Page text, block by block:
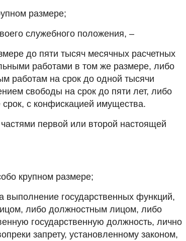
размере;
служебного положения, –
до пяти тысяч месячных расчетных
работами в том же размере, либо
работам на срок до одной тысячи
свободы на срок до пяти лет, либо
с конфискацией имущества.
первой или второй настоящей
крупном размере;
государственных функций,
либо должностным лицом, либо
государственную должность, лично
запрету, установленному законом,